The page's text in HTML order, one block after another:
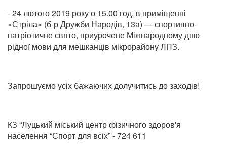
- 24 лютого 2019 року о 15.00 год. в приміщенні
«Стріла» (б-р Дружби Народів, 13а) — спортивно-
патріотичне свято, приурочене Міжнародному дню
рідної мови для мешканців мікрорайону ЛПЗ.
Запрошуємо усіх бажаючих долучитись до заходів!
КЗ “Луцький міський центр фізичного здоров'я
населення “Спорт для всіх” - 724 611